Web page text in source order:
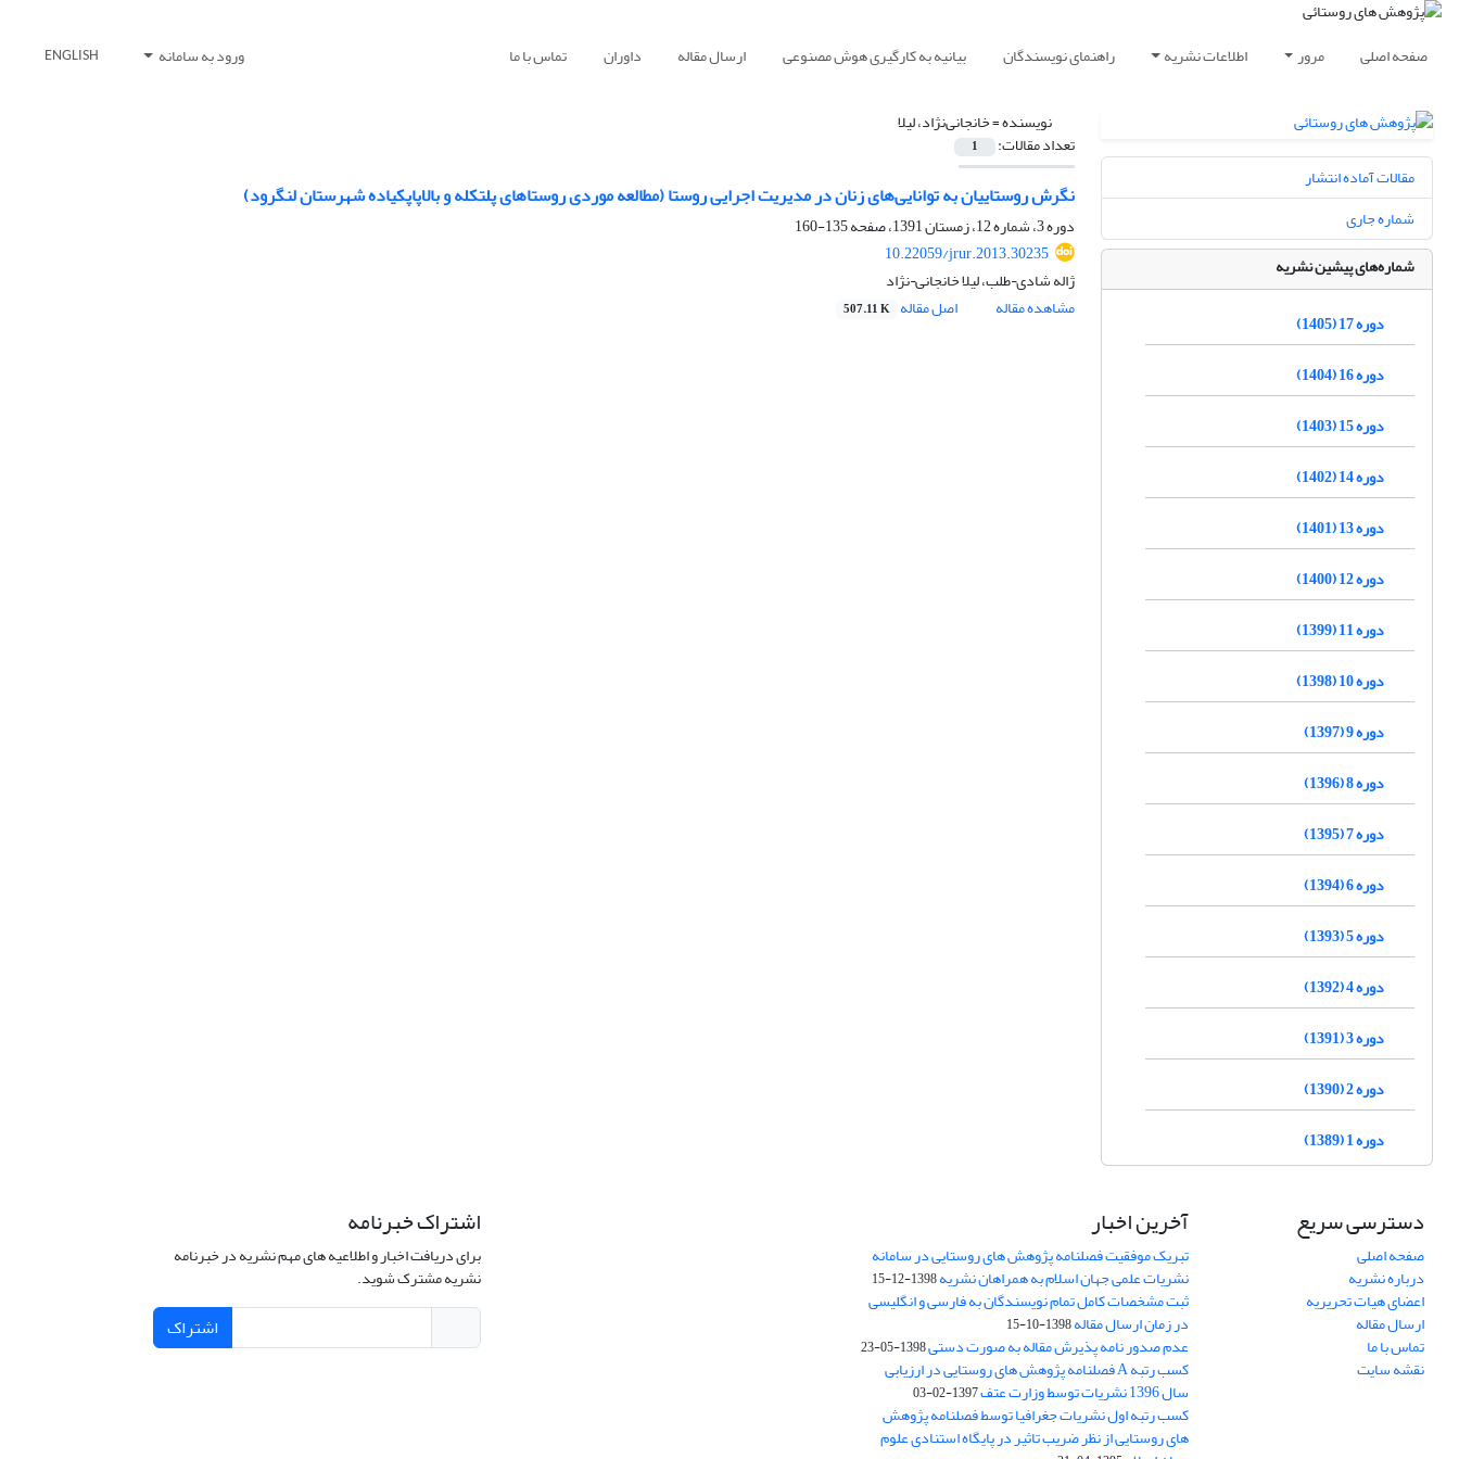
صفحه اصلی مرور اطلاعات نشریه راهنمای نویسندگان بیانیه به کارگیری هوش مصنوعی ارسال مقاله داوران تماس با ما ورود به سامانه ENGLISH
نویسنده =خانجانی‌نژاد، لیلا
تعداد مقالات: 1
نگرش روستاییان به توانایی‌های زنان در مدیریت اجرایی روستا (مطالعه موردی روستاهای پلتکله و بالاپاپکیاده شهرستان لنگرود)
دوره 3، شماره 12، زمستان 1391، صفحه
135-160
10.22059/jrur.2013.30235
ژاله شادی¬طلب، لیلا خانجانی¬نژاد
مشاهده مقاله
اصل مقاله 507.11 K
مقالات آماده انتشار
شماره جاری
شماره‌های پیشین نشریه
دوره 17 (1405)
دوره 16 (1404)
دوره 15 (1403)
دوره 14 (1402)
دوره 13 (1401)
دوره 12 (1400)
دوره 11 (1399)
دوره 10 (1398)
دوره 9 (1397)
دوره 8 (1396)
دوره 7 (1395)
دوره 6 (1394)
دوره 5 (1393)
دوره 4 (1392)
دوره 3 (1391)
دوره 2 (1390)
دوره 1 (1389)
دسترسی سریع
صفحه اصلی
درباره نشریه
اعضای هیات تحریریه
ارسال مقاله
تماس با ما
نقشه سایت
آخرین اخبار
تبریک موفقیت فصلنامه پژوهش های روستایی در سامانه
نشریات علمی جهان اسلام به همراهان نشریه1398-12-15
ثبت مشخصات کامل تمام نویسندگان به فارسی و انگلیسی
در زمان ارسال مقاله1398-10-15
عدم صدور نامه پذیرش مقاله به صورت دستی1398-05-23
کسب رتبه A فصلنامه پژوهش های روستایی در ارزیابی
سال 1396 نشریات توسط وزارت عتف 1397-02-03
کسب رتبه اول نشریات جغرافیا توسط فصلنامه پژوهش
های روستایی از نظر ضریب تاثیر در پایگاه استنادی علوم
اشتراک خبرنامه
برای دریافت اخبار و اطلاعیه های مهم نشریه در خبرنامه
نشریه مشترک شوید.
اشتراک